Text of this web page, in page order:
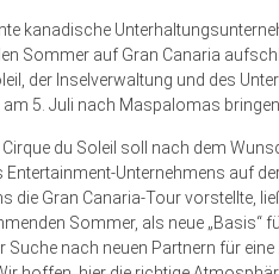
kanadische
Sommer auf Gran Canaria
der Inselverwaltung und des
am 5. Juli nach Maspalomas
du Soleil soll nach dem
Unternehmens auf
die Gran Canaria-Tour vorstellte,
Sommer, als neue „Basis“
nach neuen Partnern für